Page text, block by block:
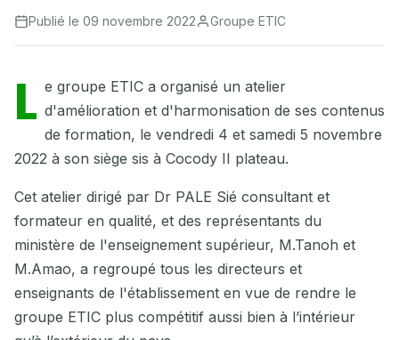
Publié le 09 novembre 2022 Groupe ETIC
L e groupe ETIC a organisé un atelier
d'amélioration et d'harmonisation de ses contenus
de formation, le vendredi 4 et samedi 5 novembre
2022 à son siège sis à Cocody II plateau.
Cet atelier dirigé par Dr PALE Sié consultant et
formateur en qualité, et des représentants du
ministère de l'enseignement supérieur, M.Tanoh et
M.Amao, a regroupé tous les directeurs et
enseignants de l'établissement en vue de rendre le
groupe ETIC plus compétitif aussi bien à l’intérieur